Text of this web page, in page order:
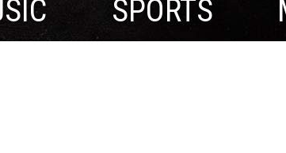
SPORTS